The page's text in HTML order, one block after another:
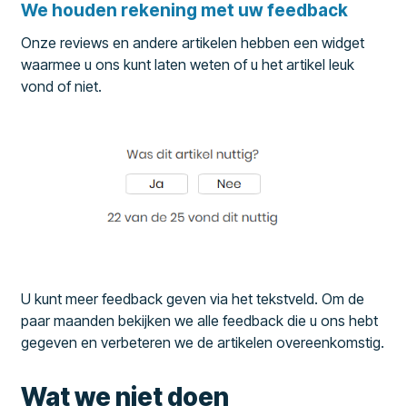
We houden rekening met uw feedback
Onze reviews en andere artikelen hebben een widget
waarmee u ons kunt laten weten of u het artikel leuk
vond of niet.
U kunt meer feedback geven via het tekstveld. Om de
paar maanden bekijken we alle feedback die u ons hebt
gegeven en verbeteren we de artikelen overeenkomstig.
Wat we niet doen